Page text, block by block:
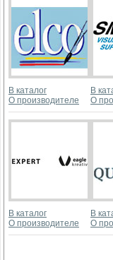
В каталог
О производителе
В
О
В каталог
О производителе
В
О